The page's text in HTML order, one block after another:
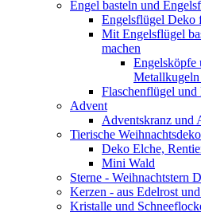
Engel basteln und
Engelsflügel Deko
Mit Engelsflügel
machen
Engelsköpfe
Metallkugeln
Flaschenflügel
Advent
Adventskranz und
Tierische Weihnachtsdeko
Deko Elche,
Mini Wald
Sterne - Weihnachtstern
Kerzen - aus Edelrost
Kristalle und